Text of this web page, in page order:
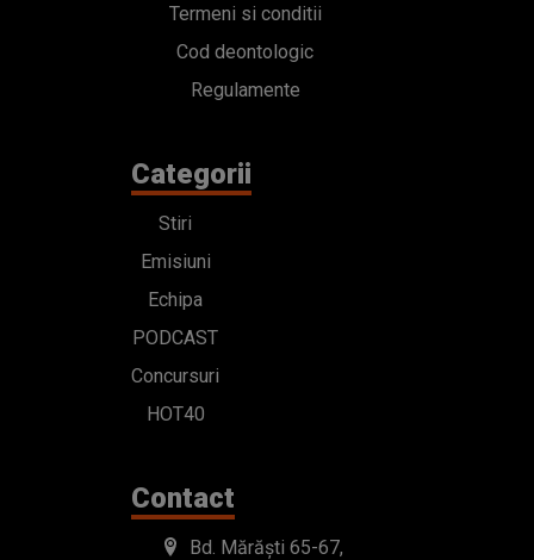
Termeni si conditii
Cod deontologic
Regulamente
Categorii
Stiri
Emisiuni
Echipa
PODCAST
Concursuri
HOT40
Contact
Bd. Mărăști 65-67,